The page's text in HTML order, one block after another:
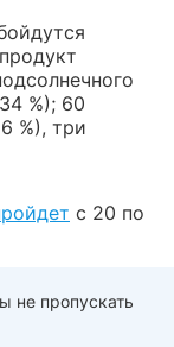
%); 60
%), три
с 20 по
не пропускать